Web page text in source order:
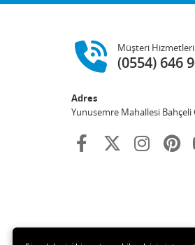
Müşteri Hizmetleri
(0554) 646
Adres
Yunusemre Mahallesi Bahçeli